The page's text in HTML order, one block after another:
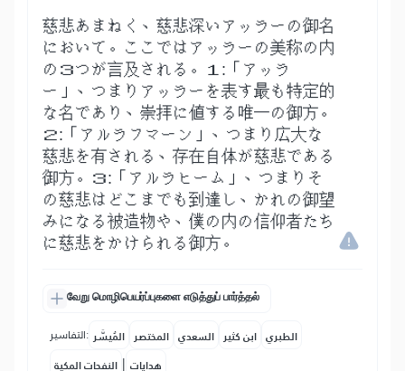
慈悲あまねく、慈悲深いアッラーの御名
において。ここではアッラーの美称の内
の３つが言及される。１:「アッラ
ー」、つまりアッラーを表す最も特定的
な名であり、崇拝に値する唯一の御方。
２:「アルラフマーン」、つまり広大な
慈悲を有される、存在自体が慈悲である
御方。３:「アルラヒーム」、つまりそ
の慈悲はどこまでも到達し、かれの御望
みになる被造物や、僕の内の信仰者たち
に慈悲をかけられる御方。
வேறு மொழிபெயர்ப்புகளை எடுத்துப் பார்த்தல்
التفاسير: المُيسَّر المختصر السعدي ابن كثير الطبري
النفحات المكية | هدايات